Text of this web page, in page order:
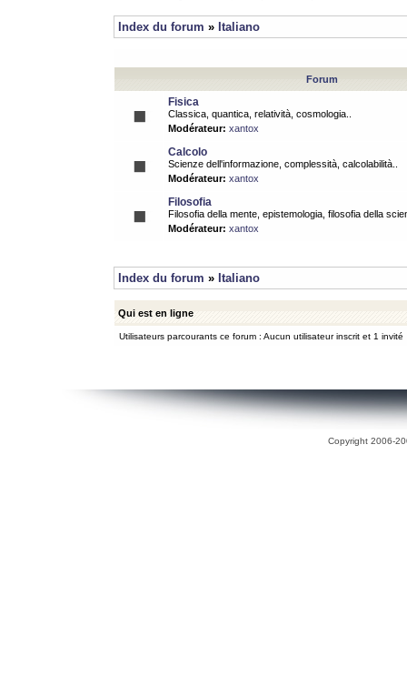
Index du forum » Italiano
Forum
Fisica
Classica, quantica, relatività, cosmologia..
Modérateur: xantox
Calcolo
Scienze dell'informazione, complessità, calcolabilità..
Modérateur: xantox
Filosofia
Filosofia della mente, epistemologia, filosofia della
Modérateur: xantox
Index du forum » Italiano
Qui est en ligne
Utilisateurs parcourants ce forum : Aucun utilisateur inscrit et 1 invité
Copyright 2006-